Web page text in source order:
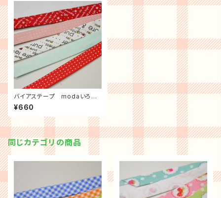
バイアステープ modaいろい
ろ ３ｍパック
¥660
同じカテゴリの商品